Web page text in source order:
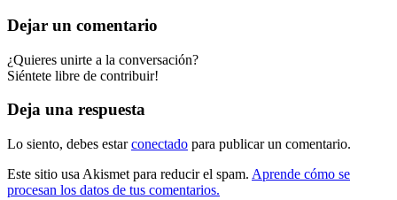
Dejar un comentario
¿Quieres unirte a la conversación?
Siéntete libre de contribuir!
Deja una respuesta
Lo siento, debes estarconectado para publicar un comentario.
Este sitio usa Akismet para reducir el spam. Aprende cómo se
procesan los datos de tus comentarios.